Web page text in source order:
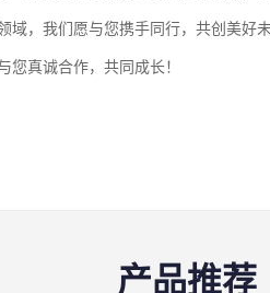
域，我们愿与您携手同行，共创美好
您真诚合作，共同成长！
产品推荐